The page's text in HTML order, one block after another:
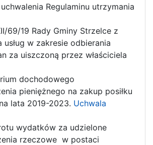
Regulaminu utrzymania
69/19 Rady Gminy Strzelce z
w zakresie odbierania
za uiszczoną przez właściciela
dochodowego
pieniężnego na zakup posiłku
lata 2019-2023. Uchwala
wydatków za udzielone
rzeczowe w postaci